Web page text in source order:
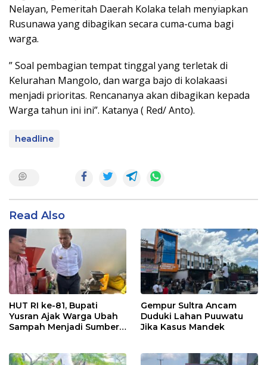
Nelayan, Pemeritah Daerah Kolaka telah menyiapkan
Rusunawa yang dibagikan secara cuma-cuma bagi
warga.
” Soal pembagian tempat tinggal yang terletak di
Kelurahan Mangolo, dan warga bajo di kolakaasi
menjadi prioritas. Rencananya akan dibagikan kepada
Warga tahun ini ini”. Katanya ( Red/ Anto).
headline
Read Also
HUT RI ke-81, Bupati
Yusran Ajak Warga Ubah
Sampah Menjadi Sumber
Gempur Sultra Ancam
Duduki Lahan Puuwatu
Jika Kasus Mandek